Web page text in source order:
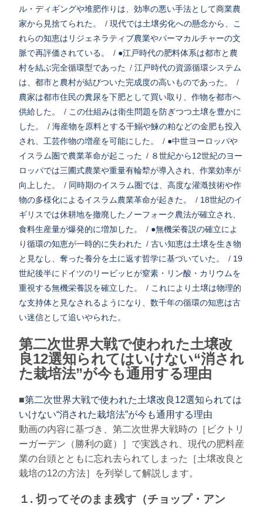
ル・ディギングや堆肥作りは、効率の悪い手法として商業農
家から見捨てられた。
/ 現代では土壌劣化への懸念から、こ
れらの知恵はリジェネラティブ農業やパーマカルチャーの文
脈で再評価されている。
/ ●江戸時代の肥料体系は都市と農
村を結ぶ完全循環型であった / 江戸時代の資源循環システム
は、都市と農村が結びついた完成度の高いものであった。
/
農家は都市住民の糞尿を下肥として買い取り、作物を都市へ
供給した。
/ この仕組みは衛生問題を防ぎつつ土壌を豊かに
した。
/ 海産物を原料とする干鰯や鰊の粕などの金肥も投入
され、工芸作物の増産を可能にした。
/ ●中世ヨーロッパや
イスラム圏で農業革命が起こった / ８世紀から12世紀のヨー
ロッパでは三圃式農業や重量有輪犂が導入され、作業効率が
向上した。
/ 同時期のイスラム圏では、高度な灌漑技術や作
物の多様化によるイスラム農業革命が起きた。
/ 18世紀のイ
ギリスでは休耕地を撤廃したノーフォーク農法が確立され、
食料生産量が爆発的に増加した。
/ ●無機栄養説の確立によ
り循環の知恵が一時的に失われた / 古い知恵は土壌を生き物
と見なし、奪った養分を土に返す哲学に基づいていた。
/ 19
世紀後半にドイツのリービッヒが窒素・リン酸・カリウムを
重視する無機栄養説を確立した。
/ これにより土壌は物理的
な支持体と見なされるようになり、数千年の循環の知恵は古
い迷信として追いやられた。
第二次世界大戦で使われた土壌改
良12選知られてはいけない“消され
た栽培法”が今も通用する理由
■第二次世界大戦で使われた土壌改良12選知られては
いけない“消された栽培法”が今も通用する理由
動画の内容に基づき、第二次世界大戦時の［ビクトリ
ーガーデン（勝利の庭）］で実践され、現代の肥料産
業の台頭とともに忘れ去られてしまった［土壌改良と
栽培の12の方法］を列挙して解説します。
１. 切ってそのまま残す（チョップ・アン